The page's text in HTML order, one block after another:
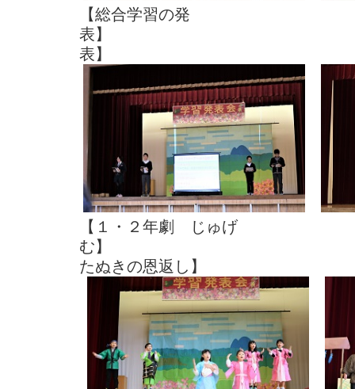
【総合学習の発
表】 【お
表】
【１・２年劇 じゅげ
む】 【４
たぬきの恩返し】